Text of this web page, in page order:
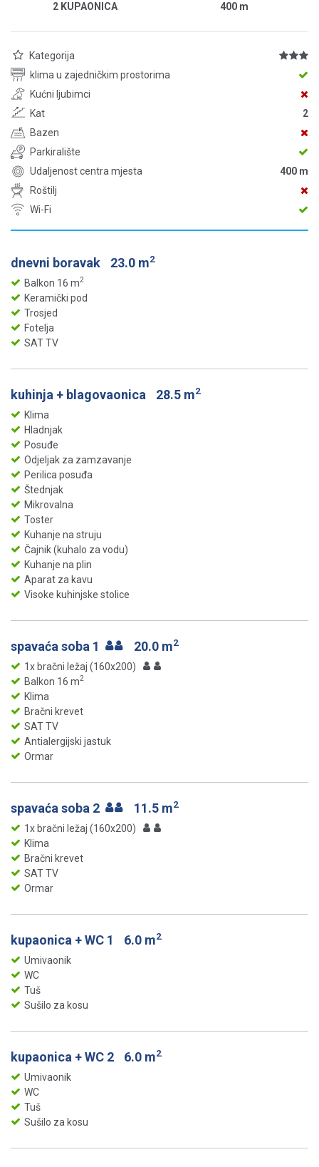
2 KUPAONICA 400 m
Kategorija
klima u zajedničkim prostorima
Kućni ljubimci
Kat
2
Bazen
Parkiralište
Udaljenost centra mjesta
400 m
Roštilj
Wi-Fi
dnevni boravak 23.0 m2
Balkon 16 m2
Keramički pod
Trosjed
Fotelja
SAT TV
kuhinja + blagovaonica 28.5 m2
Klima
Hladnjak
Posuđe
Odjeljak za zamzavanje
Perilica posuđa
Štednjak
Mikrovalna
Toster
Kuhanje na struju
Čajnik (kuhalo za vodu)
Kuhanje na plin
Aparat za kavu
Visoke kuhinjske stolice
spavaća soba 1 20.0 m2
1x bračni ležaj (160x200)
Balkon 16 m2
Klima
Bračni krevet
SAT TV
Antialergijski jastuk
Ormar
spavaća soba 2 11.5 m2
1x bračni ležaj (160x200)
Klima
Bračni krevet
SAT TV
Ormar
kupaonica + WC 1 6.0 m2
Umivaonik
WC
Tuš
Sušilo za kosu
kupaonica + WC 2 6.0 m2
Umivaonik
WC
Tuš
Sušilo za kosu